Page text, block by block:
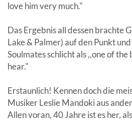
love him very much."
Das Ergebnis all dessen brachte
Lake & Palmer) auf den Punkt
Soulmates schlicht als ,,one of
hear."
Erstaunlich! Kennen doch die
Musiker Leslie Mandoki aus
Allen voran, 40 Jahre ist es her,